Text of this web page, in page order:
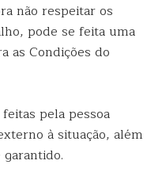
não respeitar os
pode se feita uma
as Condições do
pela pessoa
à situação, além